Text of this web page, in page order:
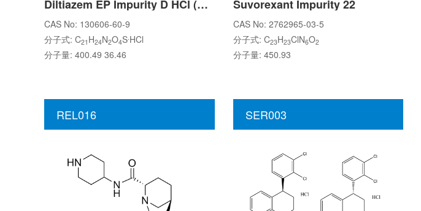
Diltiazem EP Impurity D HCl (N-Desmethyl Diltiazem HCl)
CAS No: 130606-60-9
分子式: C21 H24N2O4S HCl
分子量: 400.49 36.46
Suvorexant Impurity 22
CAS No: 2762965-03-5
分子式: C23H23ClN6O2
分子量: 450.93
REL016 SER003